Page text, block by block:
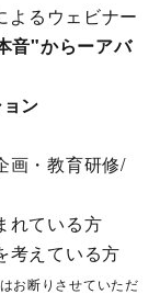
よるウェビナー
音"からーアバ
ション
画・教育研修/
れている方
考えている方
お断りさせていただ